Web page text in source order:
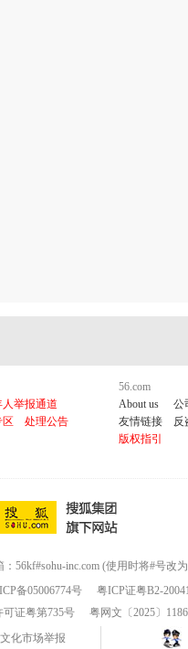
举报通道
区
处理公告
56.com
About us
公
友情链接
反
版权指引
：56kf#sohu-inc.com (使用时将#号改
备05006774号 粤ICP证粤B2-
证粤第735号 粤网文〔2025〕
化市场举报